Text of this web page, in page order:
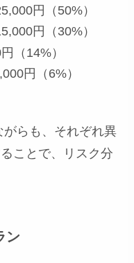
円（50%）
円（30%）
（14%）
円（6%）
らも、それぞれ異
ことで、リスク分
ン